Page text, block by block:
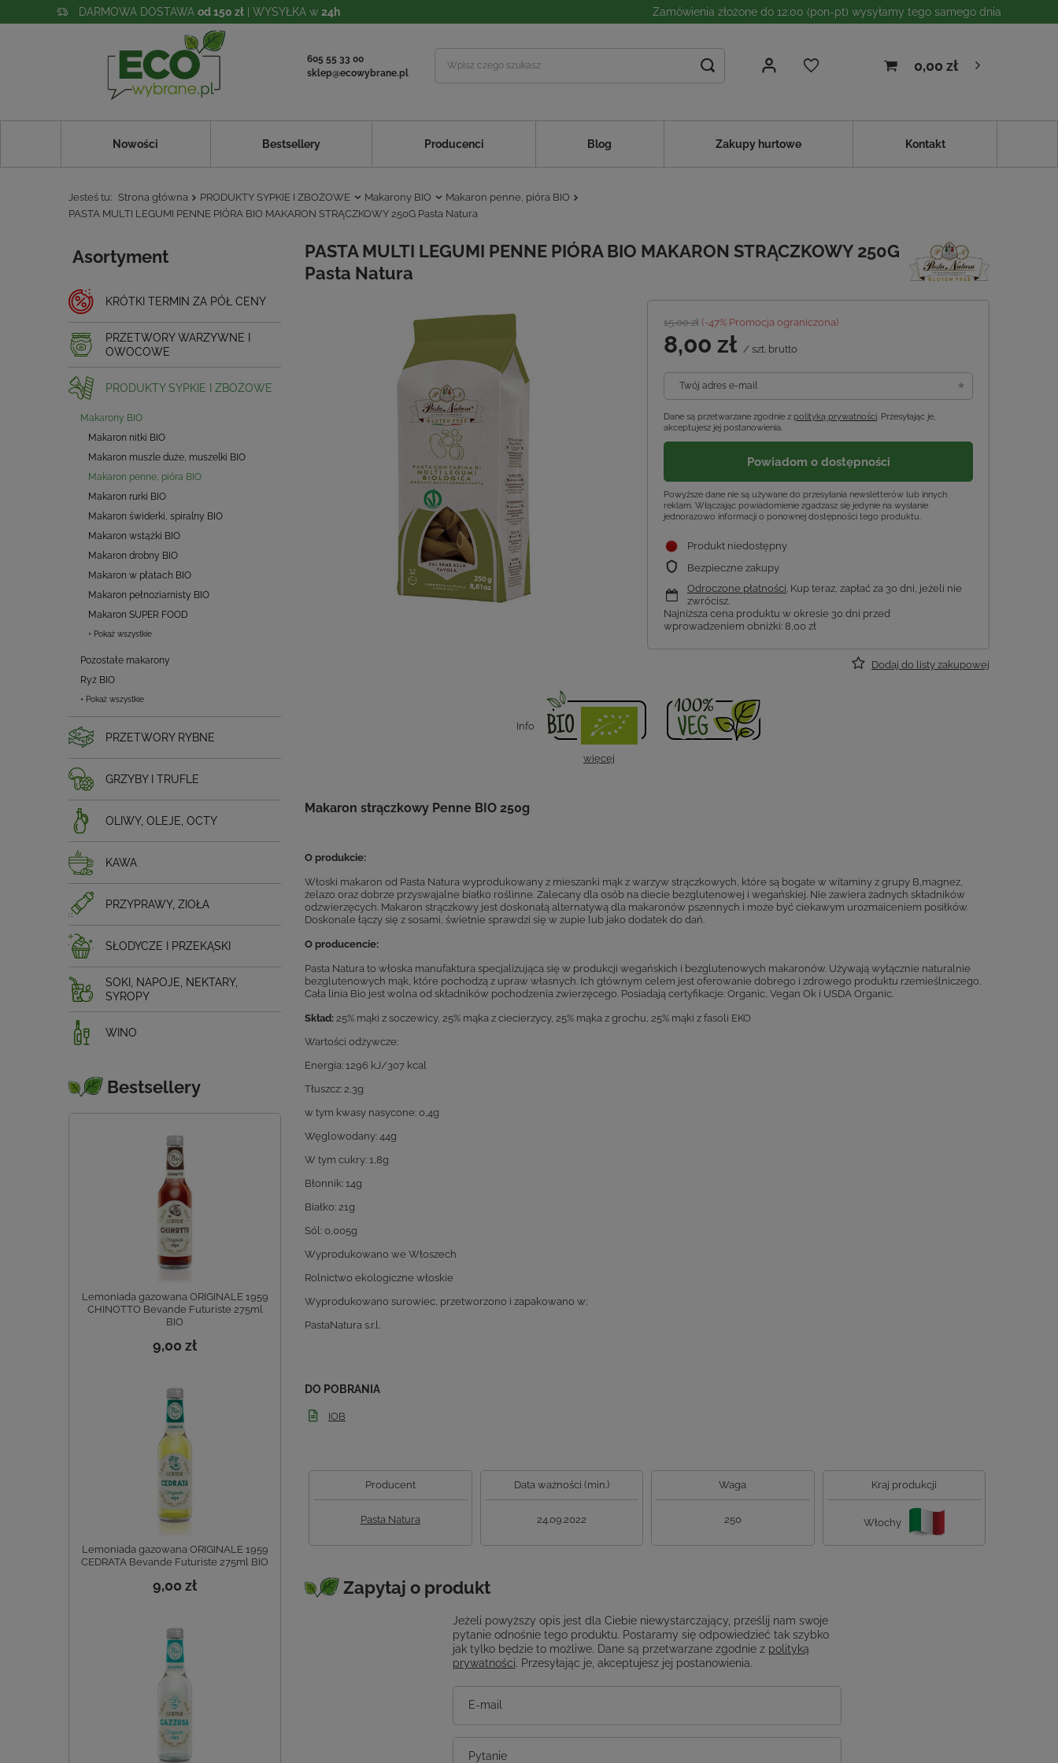
DARMOWA DOSTAWA od 150 zł | WYSYŁKA w 24h Zamówienia złożone do 12:00 (pon-pt) wysyłamy tego samego dnia
605 55 33 00
sklep@ecowybrane.pl
0,00 zł
Nowości Bestsellery Producenci Blog Zakupy hurtowe Kontakt
Jesteś tu: Strona główna PRODUKTY SYPKIE I ZBOŻOWE Makarony BIO
Makaron penne, pióra BIO
PASTA MULTI LEGUMI PENNE PIÓRA BIO MAKARON STRĄCZKOWY 250G Pasta Natura
Asortyment
KRÓTKI TERMIN ZA PÓŁ CENY
PRZETWORY WARZYWNE I
OWOCOWE
PRODUKTY SYPKIE I ZBOŻOWE
Makarony BIO
Makaron nitki BIO
Makaron muszle duże, muszelki BIO
Makaron penne, pióra BIO
Makaron rurki BIO
Makaron świderki, spiralny BIO
Makaron wstążki BIO
Makaron drobny BIO
Makaron w płatach BIO
Makaron pełnoziarnisty BIO
Makaron SUPER FOOD
+ Pokaż wszystkie
Pozostałe makarony
Ryż BIO
+ Pokaż wszystkie
PRZETWORY RYBNE
GRZYBY I TRUFLE
OLIWY, OLEJE, OCTY
KAWA
PRZYPRAWY, ZIOŁA
SŁODYCZE I PRZEKĄSKI
SOKI, NAPOJE, NEKTARY,
SYROPY
WINO
Bestsellery
Lemoniada gazowana ORIGINALE 1959
CHINOTTO Bevande Futuriste 275ml
BIO
9,00 zł
Lemoniada gazowana ORIGINALE 1959
CEDRATA Bevande Futuriste 275ml BIO
9,00 zł
PASTA MULTI LEGUMI PENNE PIÓRA BIO MAKARON STRĄCZKOWY 250G
Pasta Natura
15,00 zł (-47% Promocja ograniczona)
8,00 zł / szt. brutto
Twój adres e-mail
Dane są przetwarzane zgodnie z polityką prywatności. Przesyłając je,
akceptujesz jej postanowienia.
Powiadom o dostępności
Powyższe dane nie są używane do przesyłania newsletterów lub innych
reklam. Włączając powiadomienie zgadzasz się jedynie na wysłanie
jednorazowo informacji o ponownej dostępności tego produktu.
Produkt niedostępny
Bezpieczne zakupy
Odroczone płatności. Kup teraz, zapłać za 30 dni, jeżeli nie
zwrócisz.
Najniższa cena produktu w okresie 30 dni przed
wprowadzeniem obniżki: 8,00 zł
Dodaj do listy zakupowej
Info
więcej
Makaron strączkowy Penne BIO 250g
O produkcie:
Włoski makaron od Pasta Natura wyprodukowany z mieszanki mąk z warzyw strączkowych, które są bogate w witaminy z grupy B,magnez,
żelazo oraz dobrze przyswajalne białko roślinne. Zalecany dla osób na diecie bezglutenowej i wegańskiej. Nie zawiera żadnych składników
odzwierzęcych. Makaron strączkowy jest doskonałą alternatywą dla makaronów pszennych i może być ciekawym urozmaiceniem posiłków.
Doskonale łączy się z sosami, świetnie sprawdzi się w zupie lub jako dodatek do dań.
O producencie:
Pasta Natura to włoska manufaktura specjalizująca się w produkcji wegańskich i bezglutenowych makaronów. Używają wyłącznie naturalnie
bezglutenowych mąk, które pochodzą z upraw własnych. Ich głównym celem jest oferowanie dobrego i zdrowego produktu rzemieślniczego.
Cała linia Bio jest wolna od składników pochodzenia zwierzęcego. Posiadają certyfikacje: Organic, Vegan Ok i USDA Organic.
Skład: 25% mąki z soczewicy, 25% mąka z ciecierzycy, 25% mąka z grochu, 25% mąki z fasoli EKO
Wartości odżywcze:
Energia: 1296 kJ/307 kcal
Tłuszcz: 2,3g
w tym kwasy nasycone: 0,4g
Węglowodany: 44g
W tym cukry: 1,8g
Błonnik: 14g
Białko: 21g
Sól: 0,005g
Wyprodukowano we Włoszech
Rolnictwo ekologiczne włoskie
Wyprodukowano surowiec, przetworzono i zapakowano w:
PastaNatura s.r.l.
DO POBRANIA
IOB
Producent
Pasta Natura
Data ważności (min.)
24.09.2022
Waga
250
Kraj produkcji
Włochy
Zapytaj o produkt
Jeżeli powyższy opis jest dla Ciebie niewystarczający, prześlij nam swoje
pytanie odnośnie tego produktu. Postaramy się odpowiedzieć tak szybko
jak tylko będzie to możliwe. Dane są przetwarzane zgodnie z polityką
prywatności. Przesyłając je, akceptujesz jej postanowienia.
E-mail
Pytanie